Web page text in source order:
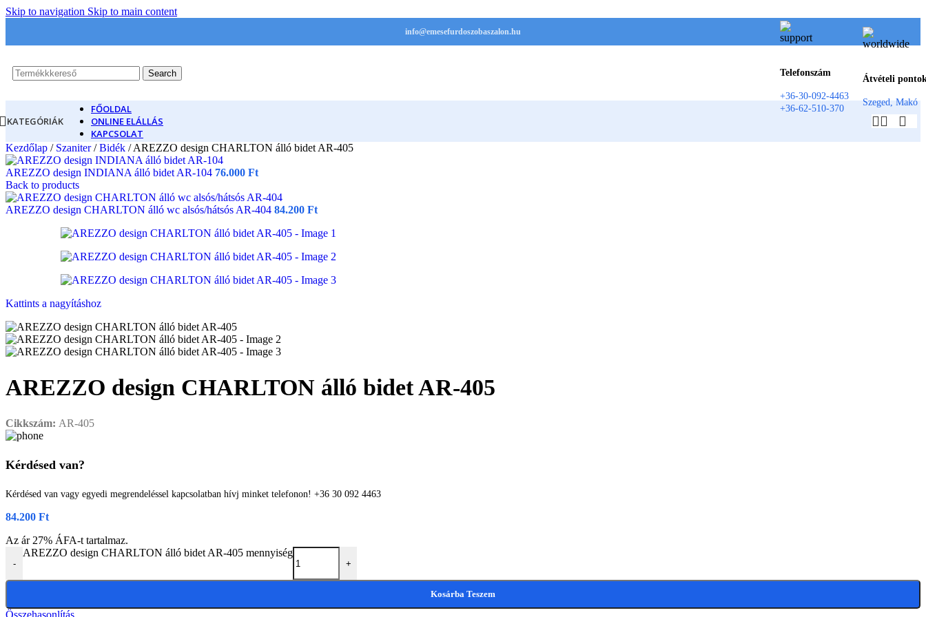
Skip to navigation Skip to main content
info@emesefurdoszobaszalon.hu
Search Telefonszám
+36-30-092-4463
+36-62-510-370
Átvételi
Szeged, Makó
KATEGÓRIÁK
FŐOLDAL
ONLINE ELÁLLÁS
KAPCSOLAT
Kezdőlap / Szaniter/ Bidék / AREZZO design CHARLTON álló bidet AR-405
AREZZO design INDIANA álló bidet AR-104 76.000 Ft
Back to products
AREZZO design CHARLTON álló wc alsós/hátsós AR-404 84.200 Ft
Kattints a nagyításhoz
AREZZO design CHARLTON álló bidet AR-405
Cikkszám: AR-405
Kérdésed van?
Kérdésed van vagy egyedi megrendeléssel kapcsolatban hívj minket telefonon! +36 30 092 4463
84.200 Ft
Az ár 27% ÁFA-t tartalmaz.
-
AREZZO design CHARLTON álló bidet AR-405 mennyiség
+
Kosárba Teszem